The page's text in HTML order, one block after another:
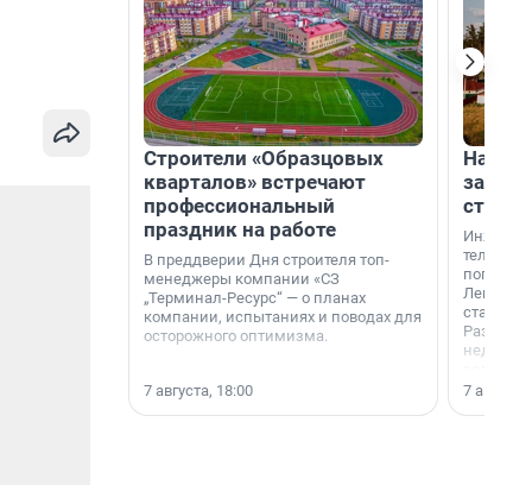
Строители «Образцовых
кварталов» встречают
профессиональный
праздник на работе
В преддверии Дня строителя топ-
менеджеры компании «СЗ
„Терминал-Ресурс“ — о планах
компании, испытаниях и поводах для
осторожного оптимизма.
7 августа, 18:00
На
станции
7